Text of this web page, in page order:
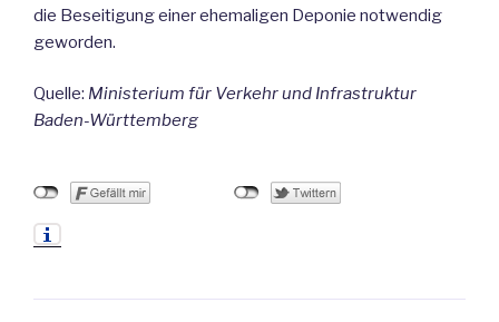
die Beseitigung einer ehemaligen Deponie notwendig
geworden.
Quelle: Ministerium für Verkehr und Infrastruktur
Baden-Württemberg